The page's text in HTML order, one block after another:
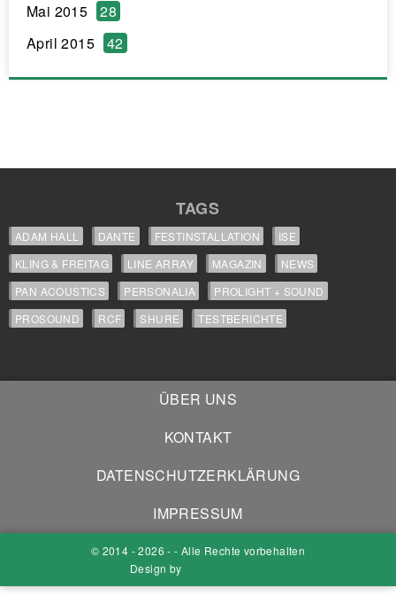
Mai 2015
28
April 2015
42
TAGS
ADAM HALL DANTE FESTINSTALLATION
ISE
KLING & FREITAG
LINE ARRAY MAGAZIN
NEWS
PAN ACOUSTICS
PERSONALIA
PROLIGHT + SOUND
PROSOUND
RCF SHURE TESTBERICHTE
ÜBER UNS
KONTAKT
DATENSCHUTZERKLÄRUNG
IMPRESSUM
© 2014 - 2026 - - Alle Rechte vorbehalten
Design by